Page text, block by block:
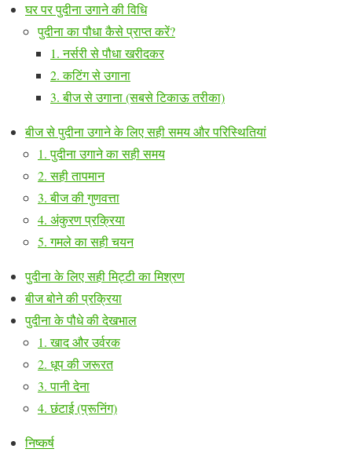
घर पर पुदीना उगाने की विधि
पुदीना का पौधा कैसे प्राप्त करें?
1. नर्सरी से पौधा खरीदकर
2. कटिंग से उगाना
3. बीज से उगाना (सबसे टिकाऊ तरीका)
बीज से पुदीना उगाने के लिए सही समय और परिस्थितियां
1. पुदीना उगाने का सही समय
2. सही तापमान
3. बीज की गुणवत्ता
4. अंकुरण प्रक्रिया
5. गमले का सही चयन
पुदीना के लिए सही मिट्टी का मिश्रण
बीज बोने की प्रक्रिया
पुदीना के पौधे की देखभाल
1. खाद और उर्वरक
2. धूप की जरूरत
3. पानी देना
4. छंटाई (प्रूनिंग)
निष्कर्ष